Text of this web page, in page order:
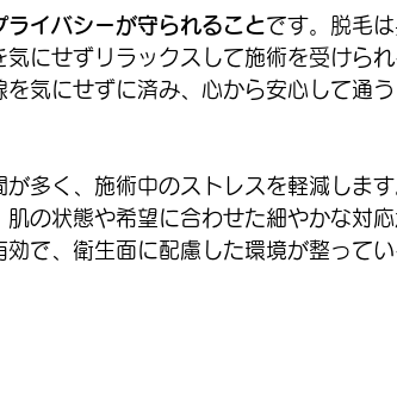
ライバシーが守られることです。脱毛
気にせずリラックスして施術を受けら
気にせずに済み、心から安心して通
多く、施術中のストレスを軽減しま
の状態や希望に合わせた細やかな対
で、衛生面に配慮した環境が整って